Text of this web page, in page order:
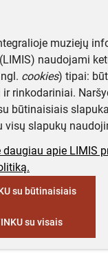
muziejų
naudojami
cookies) tipai:
rinkodariniai.
būtinaisiais
visų slapukų
daugiau apie LIMIS
su būtinaisiais
su visais